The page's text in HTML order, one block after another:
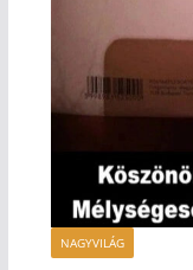
NAGYVILÁG